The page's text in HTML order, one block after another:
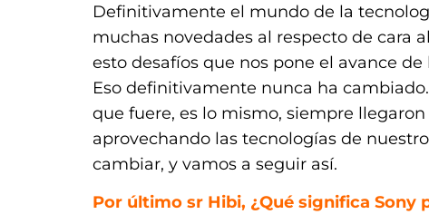
Definitivamente el mundo de la
muchas novedades al respecto de cara
esto desafíos que nos pone el avance
Eso definitivamente nunca ha
que fuere, es lo mismo, siempre
aprovechando las tecnologías de
cambiar, y vamos a seguir así.
Por último sr Hibi, ¿Qué significa Sony